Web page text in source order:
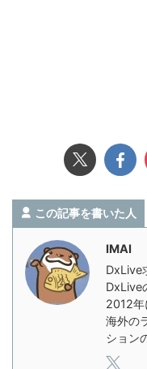
この記事を書いた人
IMAI
DxLive
DxLive
2012年
海外の
ション